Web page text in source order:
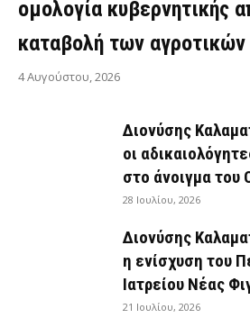
ομολογία κυβερνητικής
καταβολή των
4 Αυγούστου, 2026
Διονύσης
οι
στο άνοιγμα του
28 Ιουλίου, 2026
Διονύσης
η ενίσχυση του
Ιατρείου Νέας
21 Ιουλίου, 2026